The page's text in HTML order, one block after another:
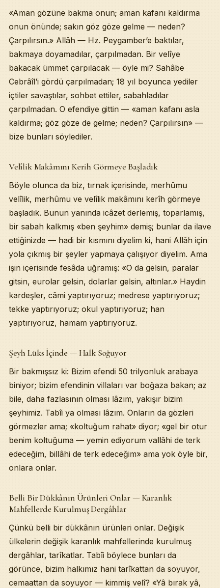
«Aman gözüne bakma onun; aman kafanı kaldırma
onun önünde; sakın göz göze gelme — neden?
Çarpılırsın.» Allâh — Hz. Peygamber’e baktılar,
bakmaya doyamadılar, çarpılmadan. Bir velîye
bakacak ümmet çarpılacak — öyle mi? Sahâbe
Cebrâîl’i gördü çarpılmadan; 18 yıl boyunca yediler
içtiler savaştılar, sohbet ettiler, sabahladılar
çarpılmadan. O efendiye gittin — «aman kafanı asla
kaldırma; göz göze de gelme; neden? Çarpılırsın» —
bize bunları söylediler.
Velîlik Makâmını Kerih Görmeye Başladık
Böyle olunca da biz, tırnak içerisinde, merhûmu
velîlik, merhûmu ve velîlik makâmını kerîh görmeye
başladık. Bunun yanında icâzet derlemiş, toparlamış,
bir sabah kalkmış «ben şeyhim» demiş; bunlar da ilave
ettiğinizde — hadi bir kısmını diyelim ki, hani Allâh için
yola çıkmış bir şeyler yapmaya çalışıyor diyelim. Ama
işin içerisinde fesâda uğramış: «O da gelsin, paralar
gitsin, eurolar gelsin, dolarlar gelsin, altınlar.» Haydin
kardeşler, câmi yaptırıyoruz; medrese yaptırıyoruz;
tekke yaptırıyoruz; okul yaptırıyoruz; han
yaptırıyoruz, hamam yaptırıyoruz.
Şeyh Lüks İçinde — Halk Soğuyor
Bir bakmışsız ki: Bizim efendi 50 trilyonluk arabaya
biniyor; bizim efendinin villaları var boğaza bakan; az
bile, daha fazlasının olması lâzım, yakışır bizim
şeyhimiz. Tabîi ya olması lâzım. Onların da gözleri
görmezler ama; «koltuğum rahat» diyor; «gel bir otur
benim koltuğuma — yemin ediyorum vallâhi de terk
edeceğim, billâhi de terk edeceğim» ama yok öyle bir,
onlara onlar.
Belli Bir Dükkânın Ürünleri Onlar — Karanlık
Mahfellerde Kurulmuş Dergâhlar
Çünkü belli bir dükkânın ürünleri onlar. Değişik
ülkelerin değişik karanlık mahfellerinde kurulmuş
dergâhlar, tarîkatlar. Tabîi böylece bunları da
görünce, bizim halkımız hani tarîkattan da soyuyor,
cemaattan da soyuyor — kimmiş velî? «Yâ bırak yâ,